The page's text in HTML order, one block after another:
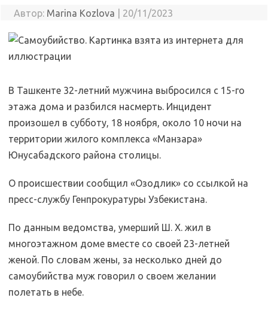
Автор: Marina Kozlova 20/11/2023
В Ташкенте 32-летний мужчина выбросился с 15-го
этажа дома и разбился насмерть. Инцидент
произошел в субботу, 18 ноября, около 10 ночи на
территории жилого комплекса «Манзара»
Юнусабадского района столицы.
О происшествии сообщил «Озодлик» со ссылкой на
пресс-службу Генпрокуратуры Узбекистана.
По данным ведомства, умерший Ш. Х. жил в
многоэтажном доме вместе со своей 23-летней
женой. По словам жены, за несколько дней до
самоубийства муж говорил о своем желании
полетать в небе.